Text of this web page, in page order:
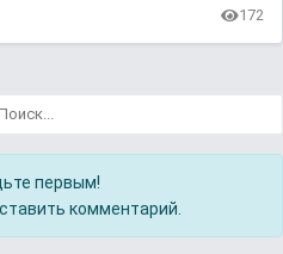
172
первым!
комментарий.